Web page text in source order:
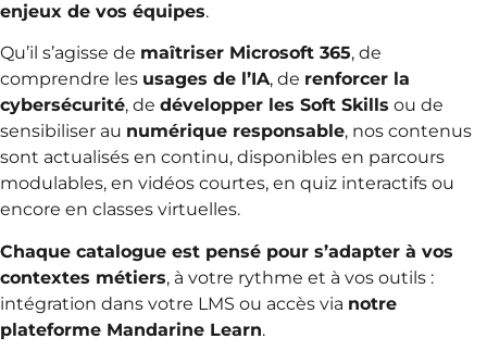
enjeux de vos équipes.
Qu’il s’agisse de maîtriser Microsoft 365, de
comprendre les usages de l’IA, de renforcer la
cybersécurité, de développer les Soft Skills ou de
sensibiliser au numérique responsable, nos contenus
sont actualisés en continu, disponibles en parcours
modulables, en vidéos courtes, en quiz interactifs ou
encore en classes virtuelles.
Chaque catalogue est pensé pour s’adapter à vos
contextes métiers, à votre rythme et à vos outils :
intégration dans votre LMS ou accès via notre
plateforme Mandarine Learn.